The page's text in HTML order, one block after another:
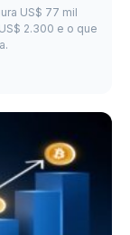
US$ 77 mil
2.300 e o que